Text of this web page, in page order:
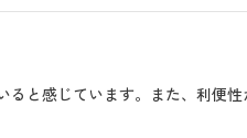
ると感じています。また、利便性